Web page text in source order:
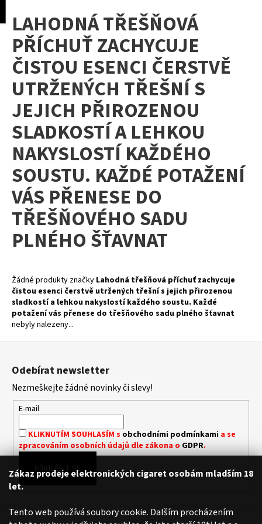
Zákaz prodeje elektronických cigaret osobám mladším 18
let.
Tento web používá soubory cookie. Dalším procházením
Přejít
obsah
LAHODNÁ TŘEŠŇOVÁ
PŘÍCHUŤ ZACHYCUJE
ČISTOU ESENCI ČERSTVĚ
UTRŽENÝCH TŘEŠNÍ S
JEJICH PŘIROZENOU
SLADKOSTÍ A LEHKOU
NAKYSLOSTÍ KAŽDÉHO
SOUSTU. KAŽDÉ POTAŽENÍ
VÁS PŘENESE DO
TŘEŠŇOVÉHO SADU
PLNÉHO ŠŤAVNAT
Žádné produkty značky Lahodná třešňová příchuť zachycuje
čistou esenci čerstvě utržených třešní s jejich přirozenou
sladkostí a lehkou nakyslostí každého soustu. Každé
potažení vás přenese do třešňového sadu plného šťavnat
nebyly nalezeny...
o Zpět
Zpět
C
o
p
o
t
ř
e
b
u
j
e
t
e
a
j
í
t
?
HLEDAT
D
p
o
u
Z
Odebírat newsletter
Nezmeškejte žádné novinky či slevy!
E-mail
KLIKNUTÍM SOUHLASÍM s obchodními podmínkamia se
zpracováním osobních údajů dle zákona o GDPR.
PŘIHLÁSIT SE